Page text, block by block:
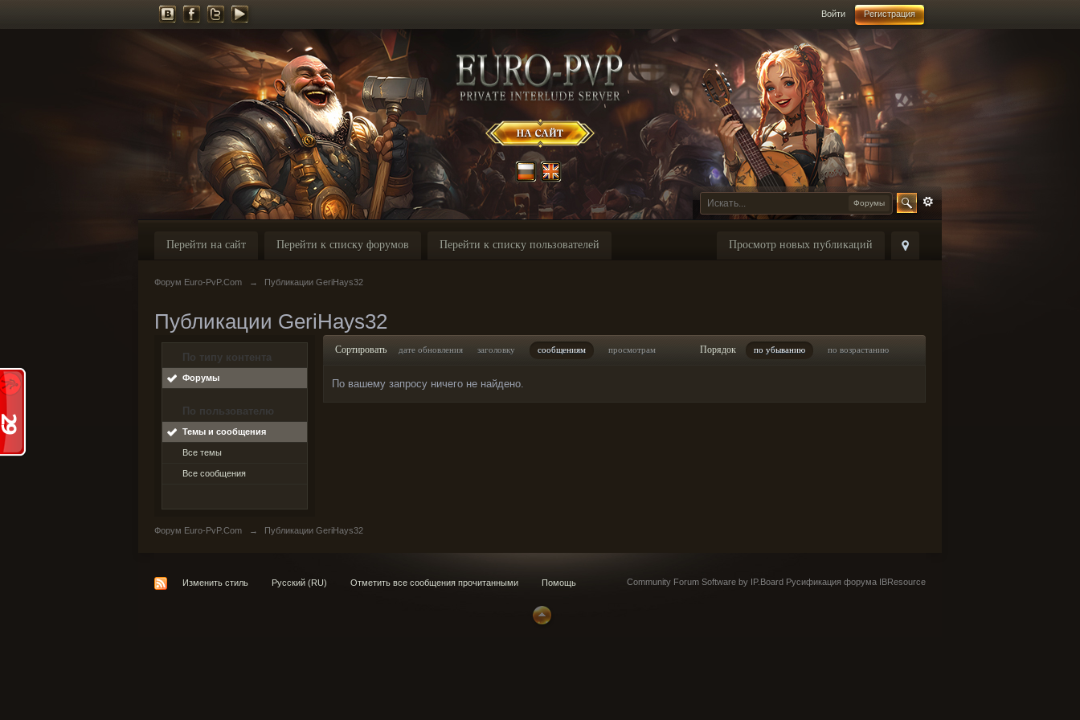
Войти Регистрация
Форумы
Просмотр новых публикаций
Перейти на сайт Перейти к списку форумов Перейти к списку пользователей
Форум Euro-PvP.Com → Публикации GeriHays32
Публикации GeriHays32
По типу контента
Форумы
По пользователю
Темы и сообщения
Все темы
Все сообщения
Сортировать дате обновления заголовку сообщениям просмотрам Порядок по убыванию по возрастанию
По вашему запросу ничего не найдено.
Форум Euro-PvP.Com → Публикации GeriHays32
Изменить стиль Русский (RU) Отметить все сообщения прочитанными Помощь Community Forum Software by IP.Board Русификация форума IBResource